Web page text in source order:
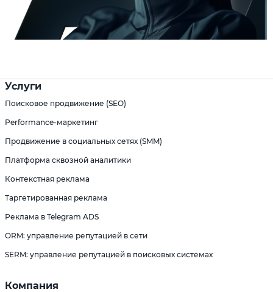
Услуги
Поисковое продвижение (SEO)
Performance-маркетинг
Продвижение в социальных сетях (SMM)
Платформа сквозной аналитики
Контекстная реклама
Таргетированная реклама
Реклама в Telegram ADS
ORM: управление репутацией в сети
SERM: управление репутацией в поисковых системах
Компания